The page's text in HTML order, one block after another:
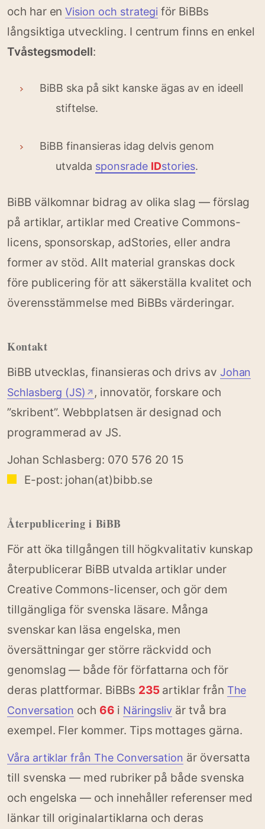
och har enVision och strategi för BiBBs
långsiktiga utveckling. I centrum finns en enkel
Tvåstegsmodell:
BiBB ska på sikt kanske ägas av en ideell
stiftelse.
BiBB finansieras idag delvis genom
utvalda sponsrade IDstories.
BiBB välkomnar bidrag av olika slag — förslag
på artiklar, artiklar med Creative Commons-
licens, sponsorskap, adStories, eller andra
former av stöd. Allt material granskas dock
före publicering för att säkerställa kvalitet och
överensstämmelse med BiBBs värderingar.
Kontakt
BiBB utvecklas, finansieras och drivs av Johan
Schlasberg (JS) ↗ , innovatör, forskare och
”skribent”. Webbplatsen är designad och
programmerad av JS.
Johan Schlasberg: 070 576 20 15
E-post: johan(at)bibb.se
Återpublicering i BiBB
För att öka tillgången till högkvalitativ kunskap
återpublicerar BiBB utvalda artiklar under
Creative Commons-licenser, och gör dem
tillgängliga för svenska läsare. Många
svenskar kan läsa engelska, men
översättningar ger större räckvidd och
genomslag — både för författarna och för
deras plattformar. BiBBs 235 artiklar från The
Conversation och 66 i Näringsliv är två bra
exempel. Fler kommer. Tips mottages gärna.
Våra artiklar från The Conversation är översatta
till svenska — med rubriker på både svenska
och engelska — och innehåller referenser med
länkar till originalartiklarna och deras